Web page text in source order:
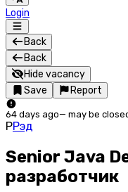
Login
Back
Back
Hide vacancy
Save
Report
64 days ago— may be
РРэд
Senior Java
разработчик